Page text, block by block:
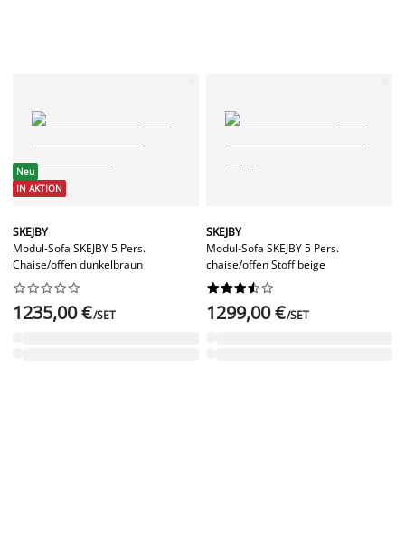
Neu
IN AKTION
SKEJBY
Modul-Sofa SKEJBY 5 Pers.
Chaise/offen dunkelbraun






1235,00 €/SET
SKEJBY
Modul-Sofa SKEJBY 5 Pers.
chaise/offen Stoff beige






1299,00 €/SET